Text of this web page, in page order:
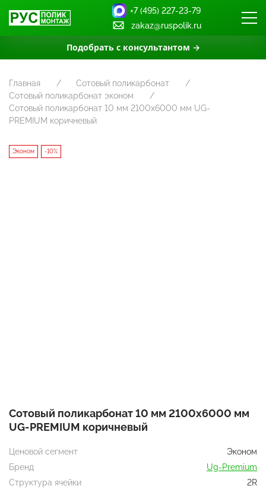
Подобрать с консультантом →
+7 (495) 227-23-79
zakaz@ruspolik.ru
Главная
Сотовый поликарбонат
Сотовый поликарбонат эконом
Сотовый поликарбонат 10 мм 2100x6000 мм UG-
PREMIUM коричневый
Эконом -10%
Сотовый поликарбонат 10 мм 2100x6000 мм
UG-PREMIUM коричневый
Ценовой сегмент
Эконом
Бренд
Ug-Premium
Структура ячейки
2R